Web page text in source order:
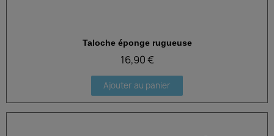
Aperçu rapide
Taloche éponge rugueuse
16,90 €
Ajouter au panier